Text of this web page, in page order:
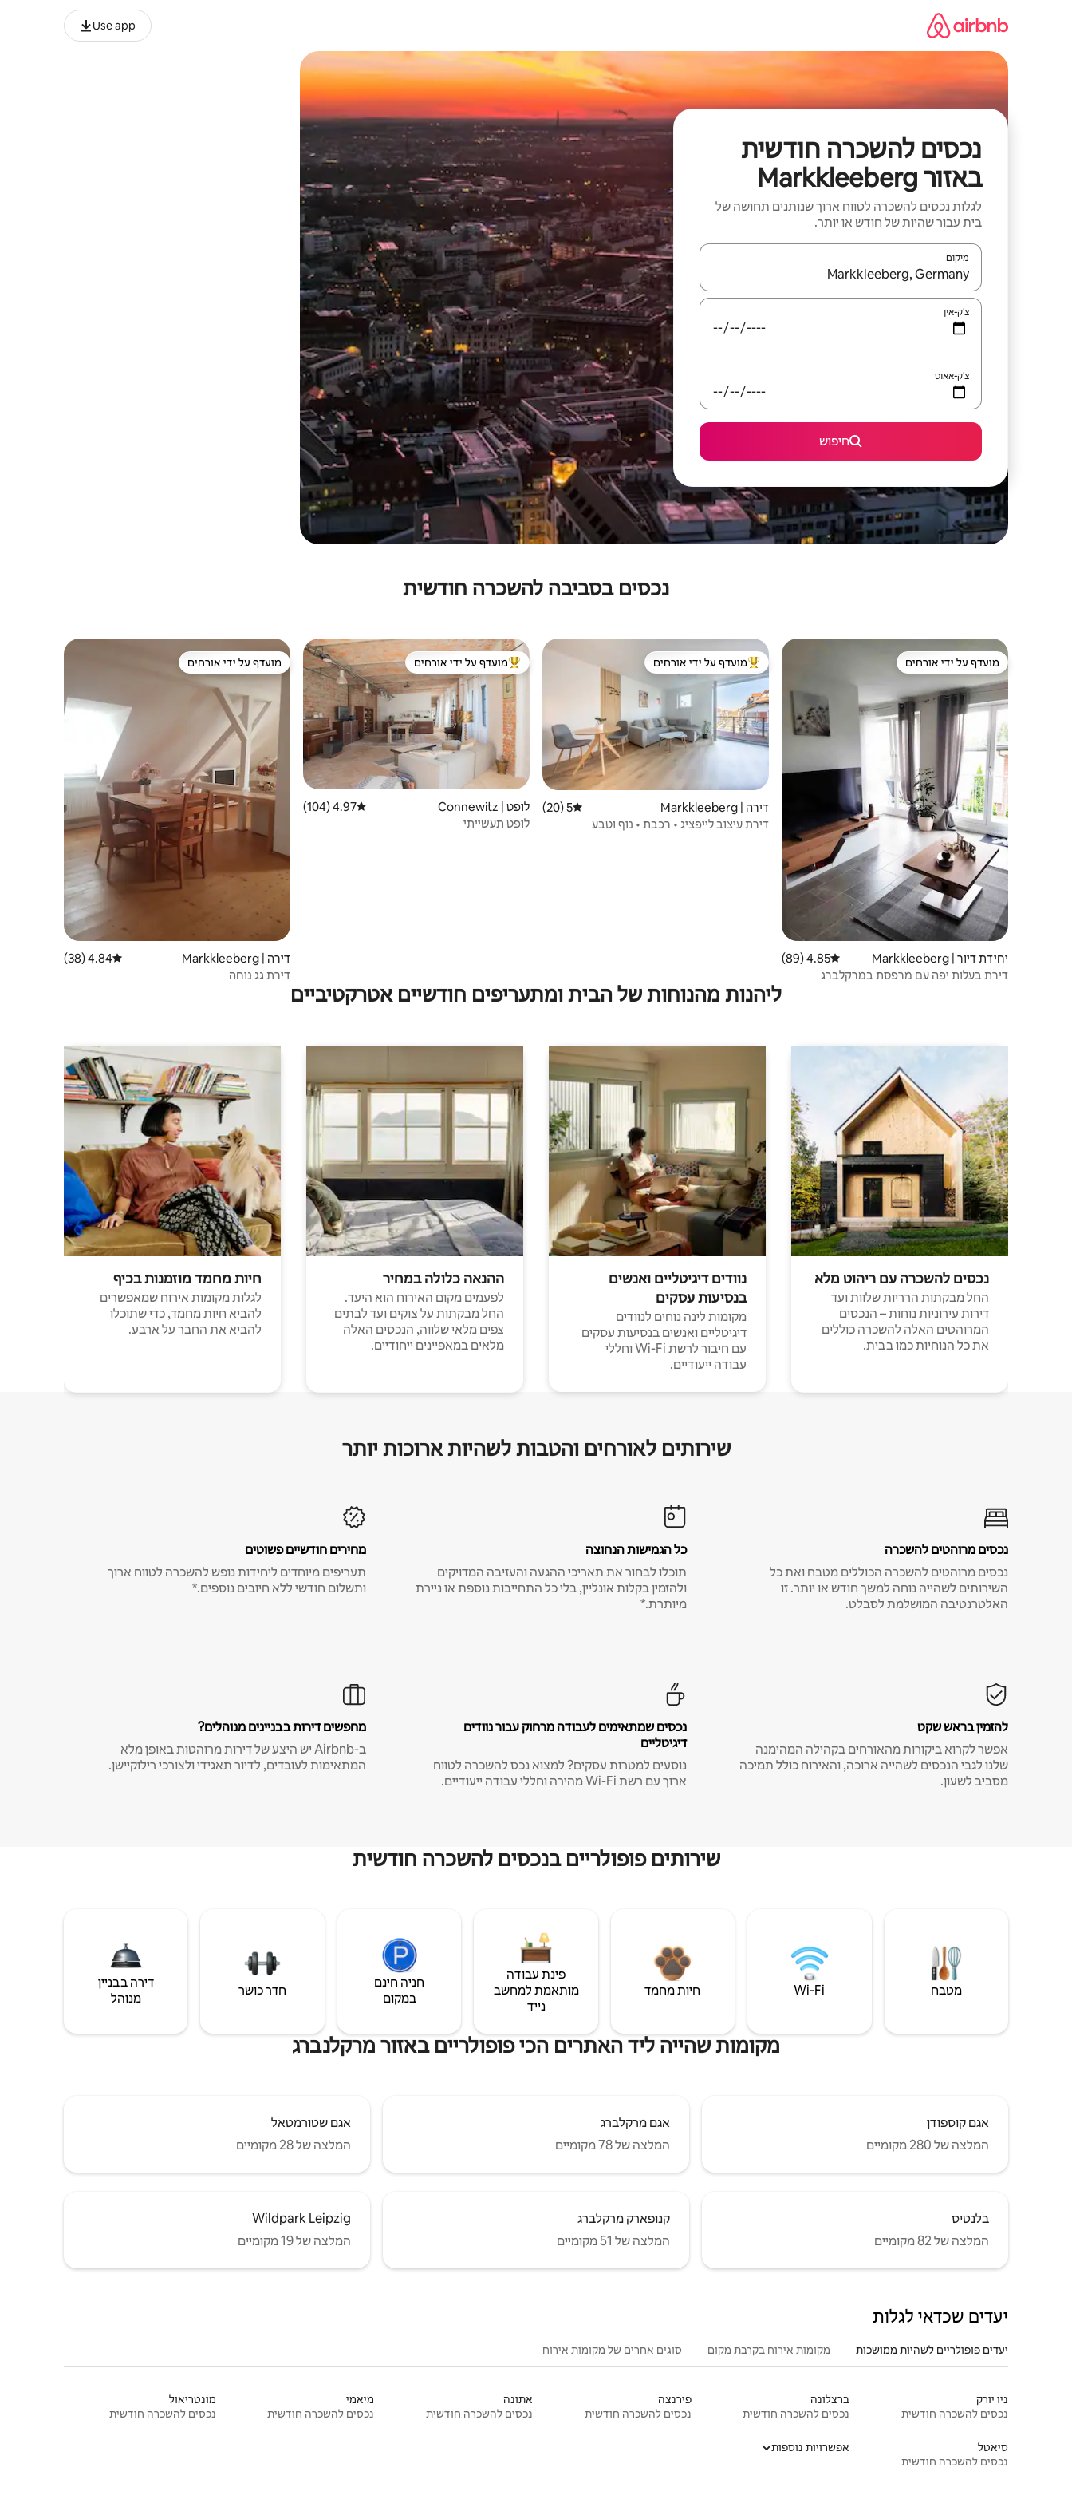
Use app
נכסים להשכרה חודשית
באזור Markkleeberg
לגלות נכסים להשכרה לטווח ארוך שנותנים תחושה של
בית עבור שהיות של חודש או יותר.
מיקום
כאשר התוצאות יהיו זמינות, יש לנווט עם מקשי החיצים למעלה ולמטה או לעיין בעזרת תנועות מגע או החלקה.
צ'ק-אין
צ'ק-אאוט
חיפוש
נכסים בסביבה להשכרה חודשית
מועדף על ידי אורחים
מועדף על ידי אורחים
יחידת דיור | Markkleeberg דירוג ממוצע של 4.85 מתוך 5, 89 ביקורות
4.85 (89)
דירת בעלות יפה עם מרפסת במרקלברג
מוביל בקרב נכסים מועדפים על ידי אורחים
מועדף על ידי אורחים
דירה | Markkleeberg דירוג ממוצע של 5 מתוך 5, 20 ביקורות
5 (20)
דירת עיצוב לייפציג • רכבת • נוף וטבע
מוביל בקרב נכסים מועדפים על ידי אורחים
מועדף על ידי אורחים
לופט | Connewitz דירוג ממוצע של 4.97 מתוך 5, 104 ביקורות
4.97 (104)
לופט תעשייתי
מועדף על ידי אורחים
מועדף על ידי אורחים
דירה | Markkleeberg דירוג ממוצע של 4.84 מתוך 5, 38 ביקורות
4.84 (38)
דירת גג נוחה
ליהנות מהנוחות של הבית ומתעריפים חודשיים אטרקטיביים
נכסים להשכרה עם ריהוט מלא
החל מבקתות הרריות שלוות ועד
דירות עירוניות נוחות – הנכסים
המרוהטים האלה להשכרה כוללים
את כל הנוחיות כמו בבית.
נוודים דיגיטליים ואנשים
בנסיעות עסקים
מקומות לינה נוחים לנוודים
דיגיטליים ואנשים בנסיעות עסקים
עם חיבור לרשת Wi-Fi וחללי
עבודה ייעודיים.
ההנאה כלולה במחיר
לפעמים מקום האירוח הוא היעד.
החל מבקתות על צוקים ועד לבתים
צפים מלאי שלווה, הנכסים האלה
מלאים במאפיינים ייחודיים.
חיות מחמד מוזמנות בכיף
לגלות מקומות אירוח שמאפשרים
להביא חיות מחמד, כדי שתוכלו
להביא את החבר על ארבע.
שירותים לאורחים והטבות לשהיות ארוכות יותר
נכסים מרוהטים להשכרה
נכסים מרוהטים להשכרה הכוללים מטבח ואת כל
השירותים לשהייה נוחה למשך חודש או יותר. זו
האלטרנטיבה המושלמת לסבלט.
כל הגמישות הנחוצה
תוכלו לבחור את תאריכי ההגעה והעזיבה המדויקים
ולהזמין בקלות אונליין, בלי כל התחייבות נוספת או ניירת
מיותרת.*
מחירים חודשיים פשוטים
תעריפים מיוחדים ליחידות נופש להשכרה לטווח ארוך
ותשלום חודשי ללא חיובים נוספים.*
להזמין בראש שקט
אפשר לקרוא ביקורות מהאורחים בקהילה המהימנה
שלנו לגבי הנכסים לשהייה ארוכה, והאירוח כולל תמיכה
מסביב לשעון.
נכסים שמתאימים לעבודה מרחוק עבור נוודים
דיגיטליים
נוסעים למטרות עסקים? למצוא נכס להשכרה לטווח
ארוך עם רשת Wi-Fi מהירה וחללי עבודה ייעודיים.
מחפשים דירות בבניינים מנוהלים?
ב-Airbnb יש היצע של דירות מרוהטות באופן מלא
המתאימות לעובדים, לדיור תאגידי ולצורכי רילוקיישן.
שירותים פופולריים בנכסים להשכרה חודשית
מטבח Wi‑Fi חיות מחמד
פינת עבודה
מותאמת למחשב
נייד
חניה חינם
במקום
חדר כושר
דירה בבניין
מנוהל
מקומות שהייה ליד האתרים הכי פופולריים באזור מרקלנברג
אגם קוספודן
המלצה של 280 מקומיים
אגם מרקלברג
המלצה של 78 מקומיים
אגם שטורמטאל
המלצה של 28 מקומיים
בלנטיס
המלצה של 82 מקומיים
קנופארק מרקלברג
המלצה של 51 מקומיים
Wildpark Leipzig
המלצה של 19 מקומיים
יעדים שכדאי לגלות
יעדים פופולריים לשהיות ממושכות מקומות אירוח בקרבת מקום סוגים אחרים של מקומות אירוח
ניו יורק
נכסים להשכרה חודשית
ברצלונה
נכסים להשכרה חודשית
פירנצה
נכסים להשכרה חודשית
אתונה
נכסים להשכרה חודשית
מיאמי
נכסים להשכרה חודשית
מונטריאול
נכסים להשכרה חודשית
סיאטל
נכסים להשכרה חודשית
אפשרויות נוספות